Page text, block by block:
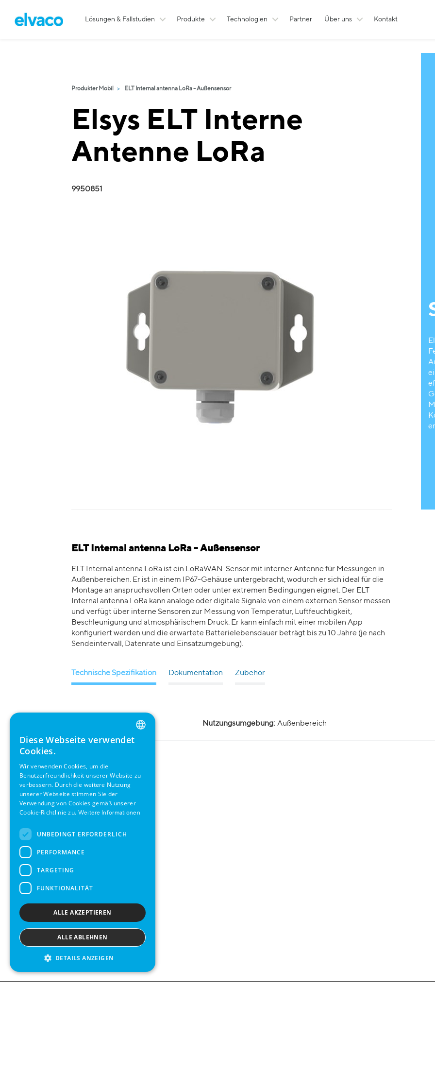
Lösungen & Fallstudien Produkte Technologien Partner Über uns Kontakt
Produkter Mobil ELT Internal antenna LoRa - Außensensor
Elsys ELT Interne
Antenne LoRa
9950851
ELT Internal antenna LoRa - Außensensor
ELT Internal antenna LoRa ist ein LoRaWAN-Sensor mit interner Antenne für Messungen in
Außenbereichen. Er ist in einem IP67-Gehäuse untergebracht, wodurch er sich ideal für die
Montage an anspruchsvollen Orten oder unter extremen Bedingungen eignet. Der ELT
Internal antenna LoRa kann analoge oder digitale Signale von einem externen Sensor messen
und verfügt über interne Sensoren zur Messung von Temperatur, Luftfeuchtigkeit,
Beschleunigung und atmosphärischem Druck. Er kann einfach mit einer mobilen App
konfiguriert werden und die erwartete Batterielebensdauer beträgt bis zu 10 Jahre (je nach
Sendeintervall, Datenrate und Einsatzumgebung).
Technische Spezifikation Dokumentation Zubehör
Umweltspezifikationen Nutzungsumgebung: Außenbereich
ENGLISH
SWEDISH
Diese Webseite verwendet
Cookies.
Wir verwenden Cookies, um die
Benutzerfreundlichkeit unserer Website zu
verbessern. Durch die weitere Nutzung
unserer Webseite stimmen Sie der
Verwendung von Cookies gemäß unserer
Cookie-Richtlinie zu. Weitere Informationen
UNBEDINGT ERFORDERLICH
PERFORMANCE
TARGETING
FUNKTIONALITÄT
ALLE AKZEPTIEREN
ALLE ABLEHNEN
DETAILS ANZEIGEN